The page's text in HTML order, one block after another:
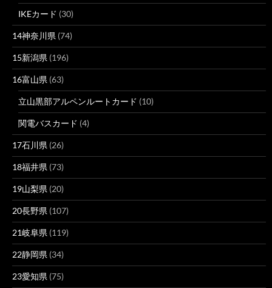
IKEカード (30)
14神奈川県 (74)
15新潟県 (196)
16富山県 (63)
立山黒部アルペンルートカード (10)
関電バスカード (4)
17石川県 (26)
18福井県 (73)
19山梨県 (20)
20長野県 (107)
21岐阜県 (119)
22静岡県 (34)
23愛知県 (75)